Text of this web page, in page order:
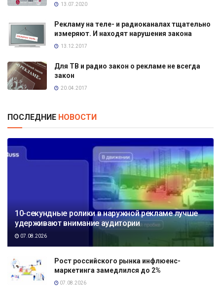
13.07.2020
Рекламу на теле- и радиоканалах тщательно
измеряют. И находят нарушения закона
13.12.2017
Для ТВ и радио закон о рекламе не всегда
закон
20.04.2017
ПОСЛЕДНИЕ НОВОСТИ
10-секундные ролики в наружной рекламе лучше
удерживают внимание аудитории
07.08.2026
Рост российского рынка инфлюенс-
маркетинга замедлился до 2%
07.08.2026